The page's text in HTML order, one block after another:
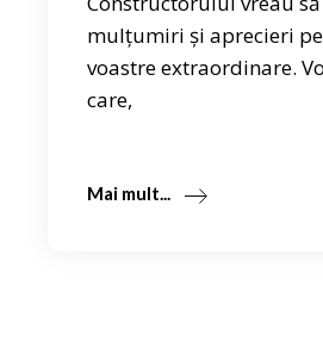
mulțumiri și aprecieri
voastre extraordinare.
care,
Mai mult...